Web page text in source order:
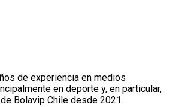
de experiencia en medios
en deporte y, en particular,
Bolavip Chile desde 2021.